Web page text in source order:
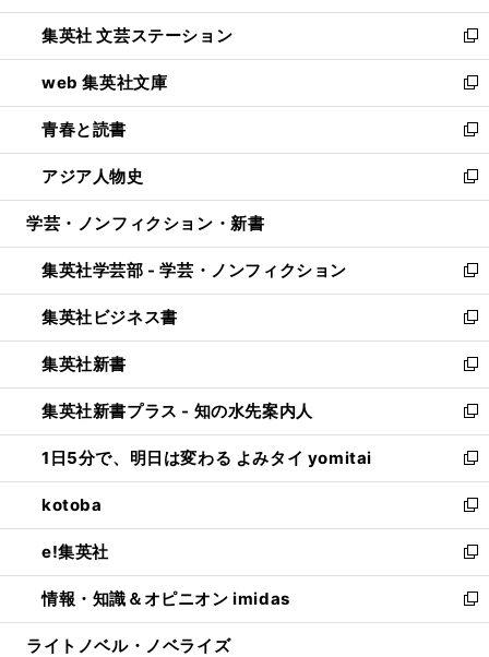
開
く
ウ
ィ
ン
ド
ウ
で
開
く
し
い
ウ
ィ
ン
ド
ウ
で
開
集英社 文芸ステーション
新
し
い
ウ
ィ
ン
ド
ウ
開
く
web 集英社文庫
新
し
い
ウ
ィ
ン
ウ
で
開
く
青春と読書
新
し
い
ウ
ン
ド
ウ
で
開
く
アジア人物史
新
し
ウ
ィ
ン
ド
ウ
で
開
く
学芸・ノンフィクション・新書
集英社学芸部 - 学芸・ノンフィクション
新
し
い
ウ
ィ
ン
ド
ウ
で
開
く
集英社ビジネス書
新
し
い
ウ
ィ
ン
ド
ウ
で
開
く
集英社新書
新
し
い
ウ
ィ
ン
ド
ウ
で
開
く
集英社新書プラス - 知の水先案内人
新
し
い
ウ
ィ
ン
ド
ウ
で
開
1日5分で、明日は変わる よみタイ yomitai
新
し
い
ウ
ィ
ン
ド
ウ
kotoba
新
し
い
ウ
ィ
ン
e!集英社
新
し
い
ウ
情報・知識＆オピニオン imidas
新
し
ライトノベル・ノベライズ